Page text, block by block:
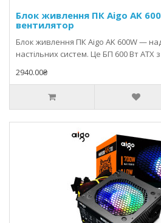
Блок живлення ПК Aigo AK
вентилятор
Блок живлення ПК Aigo AK 600W —
настільних систем. Це БП 600 Вт ATX
2940.00₴